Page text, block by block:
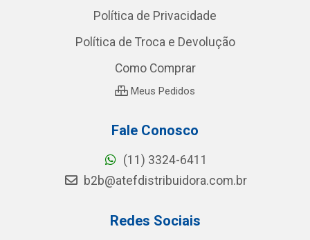
Política de Privacidade
Política de Troca e Devolução
Como Comprar
Meus Pedidos
Fale Conosco
(11) 3324-6411
b2b@atefdistribuidora.com.br
Redes Sociais